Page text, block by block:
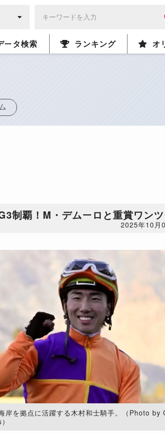
ータ検索 ランキング オ
制覇！M・デムーロと重賞ワン
2025年10月
岸を拠点に活躍する木村和士騎手。（Photo by